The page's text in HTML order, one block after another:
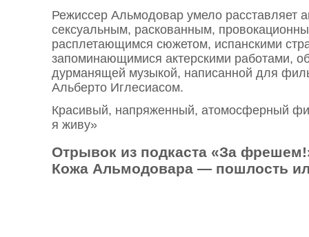
Режиссер Альмодовар умело расставляет
сексуальным, раскованным,
расплетающимся сюжетом, испанскими
запоминающимися актерскими работами,
дурманящей музыкой, написанной для
Альберто Иглесиасом.
Красивый, напряженный, атомосферный
я живу»
Отрывок из подкаста «За
Кожа Альмодовара — пошлость